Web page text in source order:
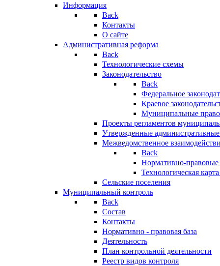
Информация
Back
Контакты
О сайте
Административная реформа
Back
Технологические схемы
Законодательство
Back
Федеральное
Краевое
Муниципальные
Проекты регламентов
Утвержденные
Межведомственное
Back
Нормативно-правовые
Технологическая
Сельские поселения
Муниципальный контроль
Back
Состав
Контакты
Нормативно - правовая база
Деятельность
План контрольной деятельности
Реестр видов контроля